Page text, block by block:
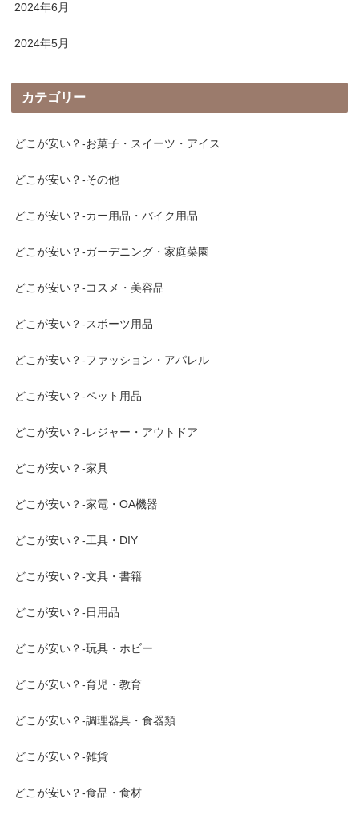
2024年6月
2024年5月
カテゴリー
どこが安い？-お菓子・スイーツ・アイス
どこが安い？-その他
どこが安い？-カー用品・バイク用品
どこが安い？-ガーデニング・家庭菜園
どこが安い？-コスメ・美容品
どこが安い？-スポーツ用品
どこが安い？-ファッション・アパレル
どこが安い？-ペット用品
どこが安い？-レジャー・アウトドア
どこが安い？-家具
どこが安い？-家電・OA機器
どこが安い？-工具・DIY
どこが安い？-文具・書籍
どこが安い？-日用品
どこが安い？-玩具・ホビー
どこが安い？-育児・教育
どこが安い？-調理器具・食器類
どこが安い？-雑貨
どこが安い？-食品・食材